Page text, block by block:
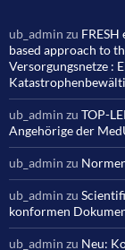
ub_admin zu
based approach to
Versorgungsnetze :
ub_admin zu TOP-
Angehörige der
ub_admin zu
ub_admin zu
konformen
ub_admin zu Neu: